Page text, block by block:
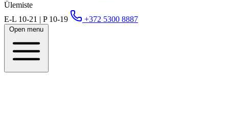
Ülemiste
E-L 10-21 | P 10-19
+372 5300 8887
Open menu